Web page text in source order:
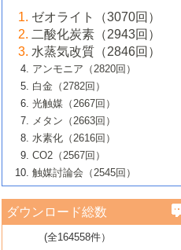
大学：オンライン・対面開催）
6号 メタン転換技術の最新動向
B号 第125回触媒討論会（2020年・工学
院大学）
5号 固体触媒による含窒素有機化合物変
換の最前線
6号 貴金属使用量低減に向けた自動車排
ガス浄化触媒の開発
B号 第123回触媒討論会（2019年・大阪
B号 第121回触媒討論会（2018年・東京
大学）
5号 水素のふるまいを解き明かす最先端
研究
6号 低級アルカンの有効利用のための触
媒技術
B号 第119回触媒討論会（2017年・首都
大学東京）
媒技術
3号 触媒研究の最先端～とびたて若き研究
者たち～（1）
4号 触媒研究の最先端～とびたて若き研究
者たち～（2）
5号 触媒研究の最先端～とびたて若き研究
者たち～（3）
6号 イオニクス材料と燃料電池・電解合成
の最新の研究動向
B号 第117回触媒討論会（2016年・大阪府
立大学）
2号 石油精製用触媒の最近の進展
3号 固体酸化物形燃料電池（SOFC）におけ
るアノード触媒上での燃料直接改質技術
4号 コアシェル構造の制御による触媒機能
5号 工業触媒およびその周辺技術の最近の
進歩
6号 ナノシート
B号 第115回触媒討論会（2015年・成蹊大
2号 光触媒反応機構に関する最新の研究動
向
開発動向
4号 人工光合成に向けた近年のアプローチ
5号 未利用熱エネルギーの有効活用に貢献
する触媒技術
6号 ポリオキソメタレート
B号 第113回触媒討論会（2014年・ロワジ
ールホテル豊橋）
1号 高耐久性燃料電池システム用触媒にお
ける新展開
2号 リビングラジカル重合の最近の動向
3号 天然ガスの化学工業的展開に関する触
媒技術
4号 貴金属触媒の精密構造制御とその活用
5号 バイオマス化成品製造のための固体触
6号 ナノ空間─吸着状態解析から新機能開拓
B号 第111回触媒討論会（2013年・関西大
▼54巻（2012年）
1号 規則性多孔体の利用技術における最近
の進歩
2号 第109回触媒討論会
3号 貴金属低減技術の最新動向
4号 貴金属代替技術の最新動向
5号 光触媒による物質変換反応の新展開
6号 グラフェン
7号 水素を利用する化成品合成の新潮流
▼53巻（2011年）
1号 金属学から見る合金触媒の新展開
2号 第107回触媒討論会
3号 触媒のその場観察法の進歩（１）
4号 触媒のその場観察法の進歩（２）
5号 不活性結合の触媒的活性化による有機
合成
6号 新しい固体酸触媒技術
7号 ゼオライト合成における最近の進歩
▼52巻（2010年）
1号 触媒の劣化対策と長寿命触媒開発
2号 第105回触媒討論会
3号 ナノ構造が拓く新機能
4号 活性サイトおよびその環境の精密な設
計による触媒の高機能化
5号 触媒を有効に使うための技術
7号 有機分子触媒による精密有機合成
1号 炭素材料－熱い注目を集める材料－
2号 第103回触媒討論会
3号 環境浄化用光触媒の現状と課題
4号 水素社会の実現に向けた水素製造・貯
蔵技術の進歩
5号 CO2が関わる触媒・材料
▼50巻（2008年）
1号 触媒化学と学会のこの10年，半世紀，
そして未来
2号 第101回触媒討論会
4号 錯体を利用したユニークな表面構造の
構築と機能
▼49巻（2007年）
1号 含フッ素化合物の合成と触媒
2号 第99回触媒討論会
3号 実用的ファインケミカル合成プロセス
を実現する触媒
▼48巻（2006年）
1号 固体酸触媒の最近の進歩
2号 第97回触媒討論会
3号 リビング重合触媒の最近の展開
1号 最近の触媒担体とその効果
2号 第95回触媒討論会
▼46巻（2004年）
1号 部分酸化反応触媒の最前線
▼45巻（2003年）
ゼオライト（3070回）
二酸化炭素（2943回）
水蒸気改質（2846回）
アンモニア（2820回）
白金（2782回）
光触媒（2667回）
メタン（2663回）
水素化（2616回）
CO2（2567回）
触媒討論会（2545回）
ダウンロード総数
(全164558件）